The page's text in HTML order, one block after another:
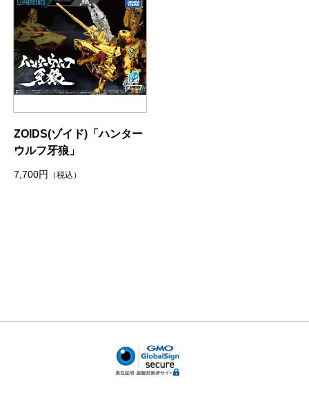
ZOIDS(ゾイド)「ハンター
ウルフ牙狼」
7,700円 （税込）